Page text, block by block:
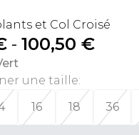
et Col Croisé
- 100,50 €
une taille:
16 18 36